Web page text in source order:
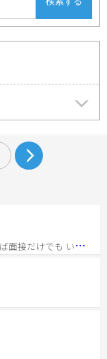
キ
ャスト募集中です。 もし宜しければ面接だけでも いかがですか！ また見学や短時間だけの 体験などもあるので 雰囲気だけでも感じて頂けたら 是非ご連絡よろしく お願いします！